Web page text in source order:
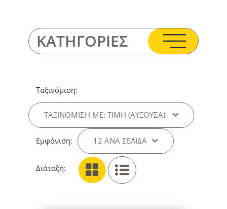
ΚΑΤΗΓΟΡΙΕΣ
Ταξινόμιση:
ΤΑΞΙΝΌΜΙΣΗ ΜΕ: ΤΙΜΉ (ΑΎΞΟΥΣΑ)
Εμφάνιση: 12 ΑΝΑ ΣΕΛΊΔΑ
Διάταξη: